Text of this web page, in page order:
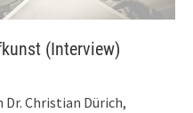
(Interview)
Christian Dürich,